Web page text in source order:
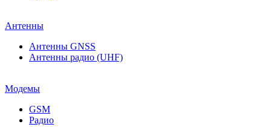
Антенны
Антенны GNSS
Антенны радио (UHF)
Модемы
GSM
Радио